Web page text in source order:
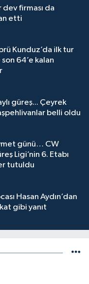
dev firması da
etti
Kunduz’da ilk tur
64’e kalan
güreş... Çeyrek
belli oldu
günü… CW
Ligi’nin 6. Etabı
tutuldu
Hasan Aydın’dan
gibi yanıt